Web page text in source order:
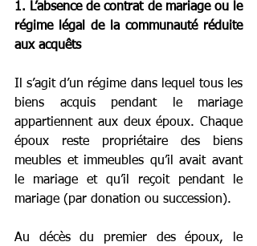
1. L’absence de contrat de mariage ou le
régime légal de la communauté réduite
aux acquêts
Il s’agit d’un régime dans lequel tous les
biens acquis pendant le mariage
appartiennent aux deux époux. Chaque
époux reste propriétaire des biens
meubles et immeubles qu’il avait avant
le mariage et qu’il reçoit pendant le
mariage (par donation ou succession).
Au décès du premier des époux, le